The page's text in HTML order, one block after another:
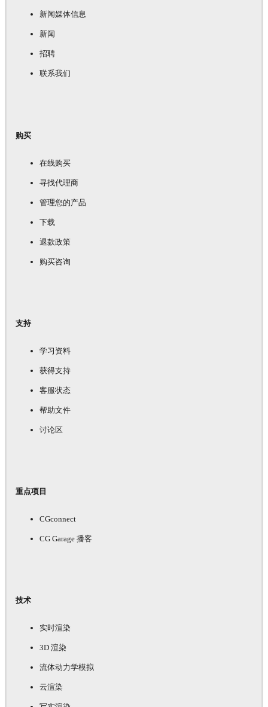
新闻媒体信息
新闻
招聘
联系我们
购买
在线购买
寻找代理商
管理您的产品
下载
退款政策
购买咨询
支持
学习资料
获得支持
客服状态
帮助文件
讨论区
重点项目
CGconnect
CG Garage 播客
技术
实时渲染
3D 渲染
流体动力学模拟
云渲染